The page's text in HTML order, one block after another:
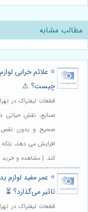
مطالب مشابه
⭐️ علائم خرابی
چیست؟ ⚠️
قطعات لیفتراک در
صنایع، نقش حیاتی
صحیح و بدون نقص
افزایش می دهد،
کند. | مشاهده و خرید
⭐️ عمر مفید لوازم
تاثیر می‌گذارد؟ ⏳
قطعات لیفتراک در